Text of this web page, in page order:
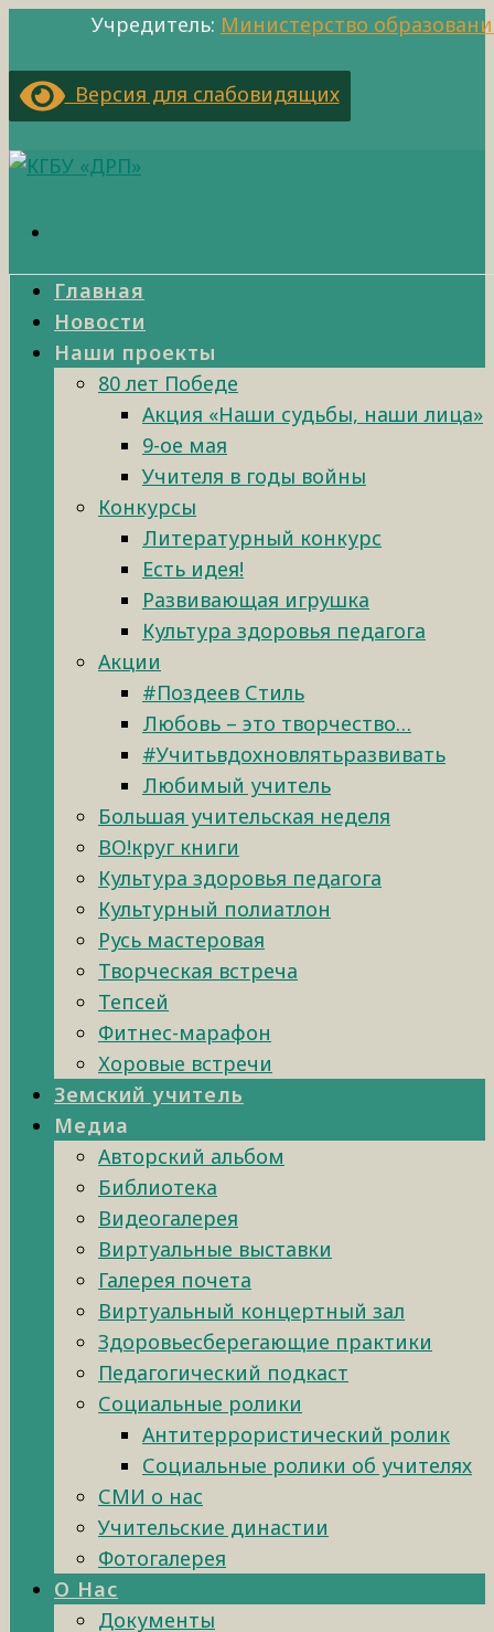
Учредитель: Министерство
Версия для слабовидящих
Главная
Новости
Наши проекты
80 лет Победе
Акция «Наши судьбы, наши лица»
9-ое мая
Учителя в годы войны
Конкурсы
Литературный конкурс
Есть идея!
Развивающая игрушка
Культура здоровья педагога
Акции
#Поздеев Стиль
Любовь – это творчество…
#Учитьвдохновлятьразвивать
Любимый учитель
Большая учительская неделя
ВО!круг книги
Культура здоровья педагога
Культурный полиатлон
Русь мастеровая
Творческая встреча
Тепсей
Фитнес-марафон
Хоровые встречи
Земский учитель
Медиа
Авторский альбом
Библиотека
Видеогалерея
Виртуальные выставки
Галерея почета
Виртуальный концертный зал
Здоровьесберегающие практики
Педагогический подкаст
Социальные ролики
Антитеррористический ролик
Социальные ролики об учителях
СМИ о нас
Учительские династии
Фотогалерея
О Нас
Документы